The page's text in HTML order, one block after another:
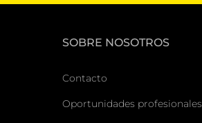
SOBRE NOSOTROS
Contacto
Oportunidades profesionales